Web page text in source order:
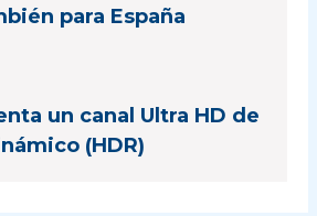
para España
un canal Ultra HD de
(HDR)